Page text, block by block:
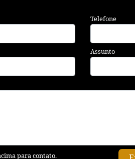
Telefone
Assunto
para contato.